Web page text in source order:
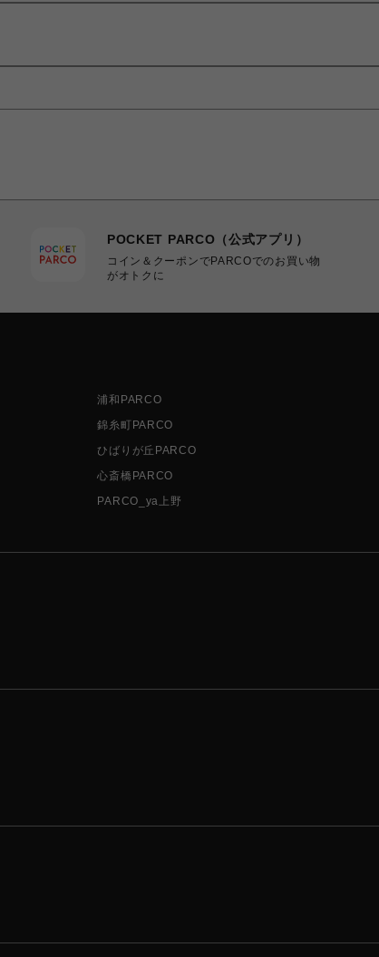
POCKET PARCO（公式アプリ）
コイン＆クーポンでPARCOでのお買い物
がオトクに
浦和PARCO
錦糸町PARCO
ひばりが丘PARCO
心斎橋PARCO
PARCO_ya上野